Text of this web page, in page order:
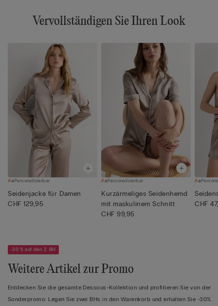
Vervollständigen Sie Ihren Look
Personalisierbar
Seidenjacke für Damen
CHF 129,95
Personalisierbar
Kurzärmeliges Seidenhemd
mit maskulinem Schnitt
CHF 99,95
CHF
-30 % auf den 2. BH
Weitere Artikel zur Promo
Entdecken Sie die gesamte Dessous-Kollektion und profitieren Sie von der
Sonderpromo: Legen Sie zwei BHs in den Warenkorb und erhalten Sie -30%